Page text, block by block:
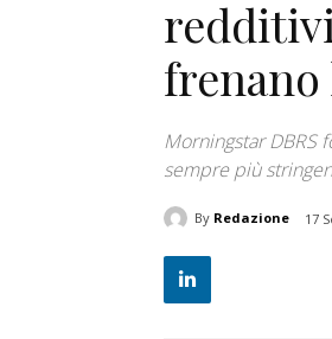
frenano
Morningstar DBRS
sempre più
By Redazione 17